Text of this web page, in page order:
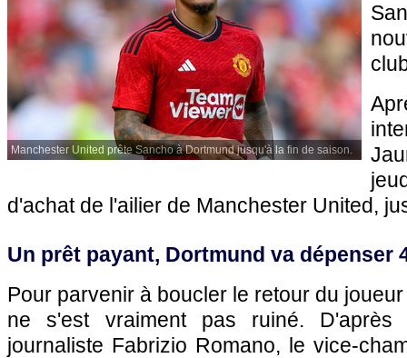
Manchester United prête Sancho à Dortmund jusqu'à la fin de saison.
d'achat de l'ailier de Manchester United,
Un prêt payant, Dortmund va dépenser
Pour parvenir à boucler le retour du
ne s'est vraiment pas ruiné. D'après
journaliste Fabrizio Romano, le vice-